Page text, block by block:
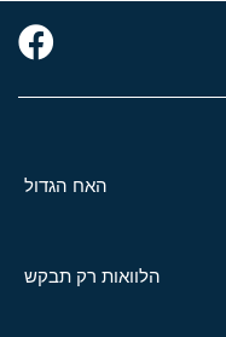
האח הגדול
הלוואות רק תבקש